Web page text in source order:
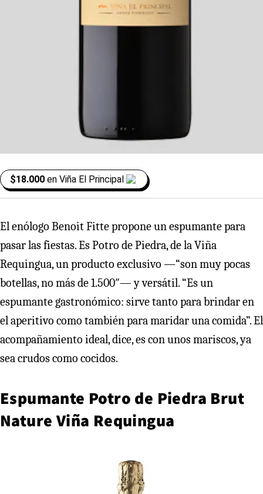
$18.000 en Viña El Principal
El enólogo Benoit Fitte propone un espumante para
pasar las fiestas. Es Potro de Piedra, de la Viña
Requingua, un producto exclusivo —“son muy pocas
botellas, no más de 1.500″— y versátil. “Es un
espumante gastronómico: sirve tanto para brindar en
el aperitivo como también para maridar una comida”. El
acompañamiento ideal, dice, es con unos mariscos, ya
sea crudos como cocidos.
Espumante Potro de Piedra Brut
Nature Viña Requingua